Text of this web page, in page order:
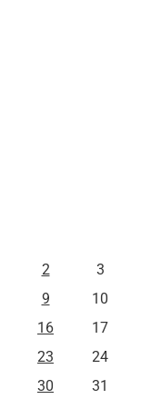
2
3
9
10
16
17
23
24
30 31